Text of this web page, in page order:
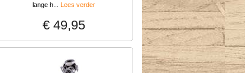
lange h... Lees verder
€ 49,95